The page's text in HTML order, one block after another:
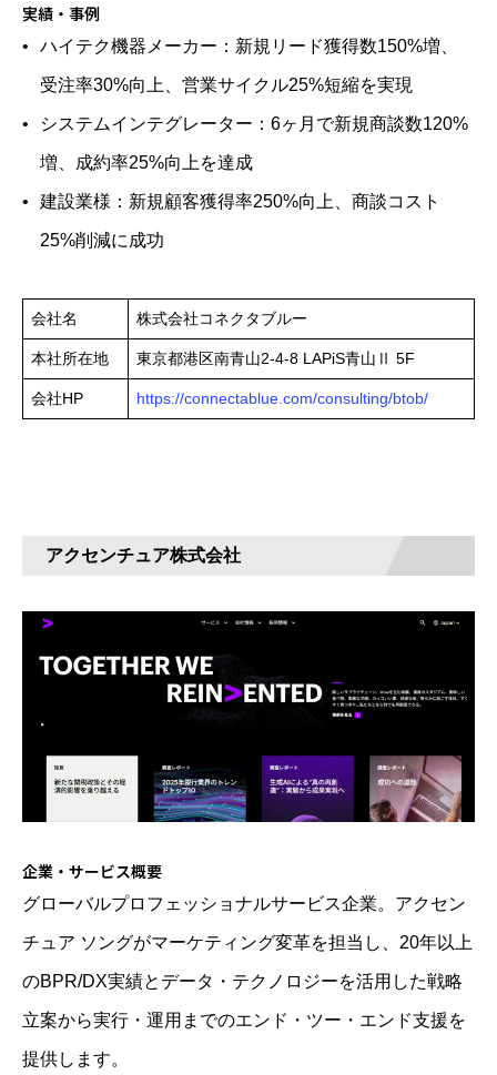
実績・事例
ハイテク機器メーカー：新規リード獲得数150%増、
受注率30%向上、営業サイクル25%短縮を実現
システムインテグレーター：6ヶ月で新規商談数120%
増、成約率25%向上を達成
建設業様：新規顧客獲得率250%向上、商談コスト
25%削減に成功
会社名 株式会社コネクタブルー
本社所在地 東京都港区南青山2-4-8 LAPiS青山Ⅱ 5F
会社HP https://connectablue.com/consulting/btob/
アクセンチュア株式会社
企業・サービス概要
グローバルプロフェッショナルサービス企業。アクセン
チュア ソングがマーケティング変革を担当し、20年以上
のBPR/DX実績とデータ・テクノロジーを活用した戦略
立案から実行・運用までのエンド・ツー・エンド支援を
提供します。